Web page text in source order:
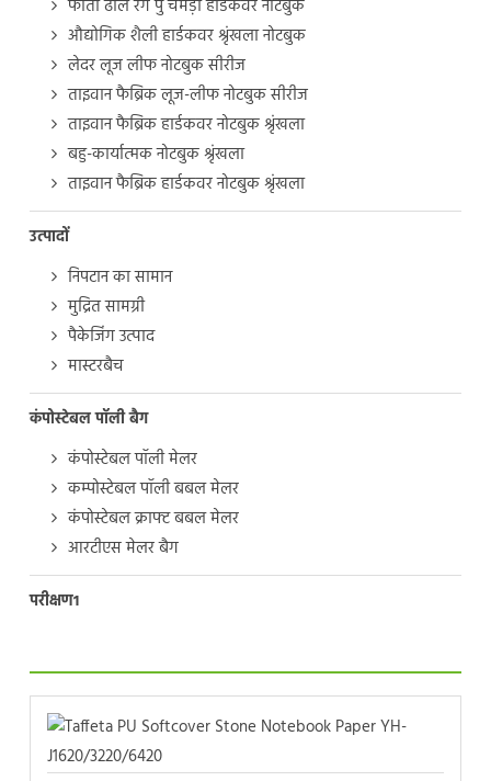
फीता ढाल रंग पु चमड़ा हार्डकवर नोटबुक
औद्योगिक शैली हार्डकवर श्रृंखला नोटबुक
लेदर लूज लीफ नोटबुक सीरीज
ताइवान फैब्रिक लूज-लीफ नोटबुक सीरीज
ताइवान फैब्रिक हार्डकवर नोटबुक श्रृंखला
बहु-कार्यात्मक नोटबुक श्रृंखला
ताइवान फैब्रिक हार्डकवर नोटबुक श्रृंखला
उत्पादों
निपटान का सामान
मुद्रित सामग्री
पैकेजिंग उत्पाद
मास्टरबैच
कंपोस्टेबल पॉली बैग
कंपोस्टेबल पॉली मेलर
कम्पोस्टेबल पॉली बबल मेलर
कंपोस्टेबल क्राफ्ट बबल मेलर
आरटीएस मेलर बैग
परीक्षण1